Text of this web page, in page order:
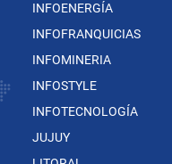
INFOENERGÍA
INFOFRANQUICIAS
INFOMINERIA
INFOSTYLE
INFOTECNOLOGÍA
JUJUY